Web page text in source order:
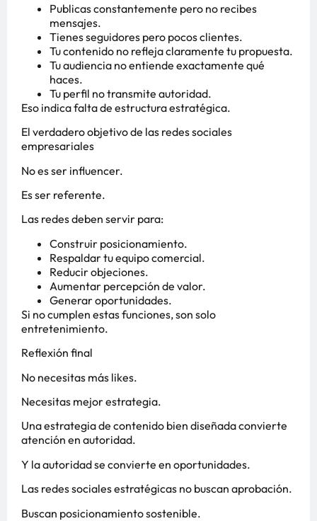
Publicas constantemente pero no recibes
mensajes.
Tienes seguidores pero pocos clientes.
Tu contenido no refleja claramente tu propuesta.
Tu audiencia no entiende exactamente qué
haces.
Tu perfil no transmite autoridad.
Eso indica falta de estructura estratégica.
El verdadero objetivo de las redes sociales
empresariales
No es ser influencer.
Es ser referente.
Las redes deben servir para:
Construir posicionamiento.
Respaldar tu equipo comercial.
Reducir objeciones.
Aumentar percepción de valor.
Generar oportunidades.
Si no cumplen estas funciones, son solo
entretenimiento.
Reflexión final
No necesitas más likes.
Necesitas mejor estrategia.
Una estrategia de contenido bien diseñada convierte
atención en autoridad.
Y la autoridad se convierte en oportunidades.
Las redes sociales estratégicas no buscan aprobación.
Buscan posicionamiento sostenible.